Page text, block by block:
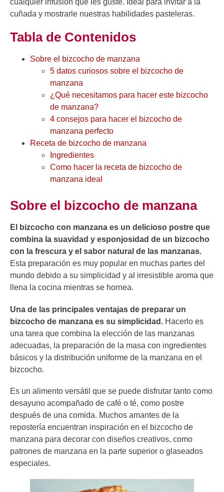
cualquier infusión que les guste. Ideal para invitar a la
cuñada y mostrarle nuestras habilidades pasteleras.
Tabla de Contenidos
Sobre el bizcocho de manzana
5 datos curiosos sobre el bizcocho de
manzana
¿Qué necesitamos para hacer este bizcocho
de manzana?
4 consejos para hacer el bizcocho de
manzana perfecto
Receta de bizcocho de manzana
Ingredientes
Como hacer la receta de bizcocho de
manzana ideal
Sobre el bizcocho de manzana
El bizcocho con manzana es un delicioso postre que
combina la suavidad y esponjosidad de un bizcocho
con la frescura y el sabor natural de las manzanas.
Esta preparación es muy popular en muchas partes del
mundo debido a su simplicidad y al irresistible aroma que
llena la cocina mientras se hornea.
Una de las principales ventajas de preparar un
bizcocho de manzana es su simplicidad. Hacerlo es
una tarea que combina la elección de las manzanas
adecuadas, la preparación de la masa con ingredientes
básicos y la distribución uniforme de la manzana en el
bizcocho.
Es un alimento versátil que se puede disfrutar tanto como
desayuno acompañado de café o té, como postre
después de una comida. Muchos amantes de la
repostería encuentran inspiración en el bizcocho de
manzana para decorar con diseños creativos, como
patrones de manzana en la parte superior o glaseados
especiales.